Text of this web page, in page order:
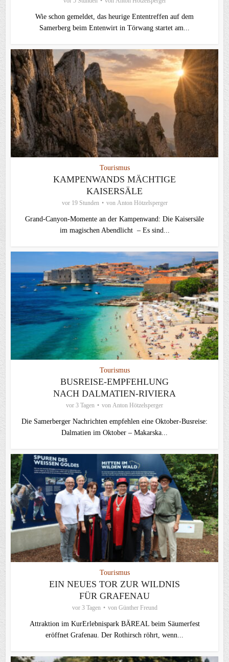
Wie schon gemeldet, das heurige Ententreffen auf dem
Samerberg beim Entenwirt in Törwang startet am...
Tourismus
KAMPENWANDS MÄCHTIGE
KAISERSÄLE
vor 19 Stunden von Anton Hötzelsperger
Grand-Canyon-Momente an der Kampenwand: Die Kaisersäle
im magischen Abendlicht – Es sind...
Tourismus
BUSREISE-EMPFEHLUNG
NACH DALMATIEN-RIVIERA
vor 3 Tagen von Anton Hötzelsperger
Die Samerberger Nachrichten empfehlen eine Oktober-Busreise:
Dalmatien im Oktober – Makarska...
Tourismus
EIN NEUES TOR ZUR WILDNIS
FÜR GRAFENAU
vor 3 Tagen von Günther Freund
Attraktion im KurErlebnispark BÄREAL beim Säumerfest
eröffnet Grafenau. Der Rothirsch röhrt, wenn...